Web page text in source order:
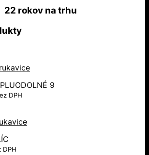
22 rokov na trhu
9
DPH
DPH